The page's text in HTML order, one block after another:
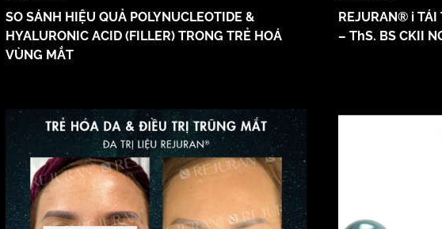
SO SÁNH HIỆU QUẢ POLYNUCLEOTIDE &
HYALURONIC ACID (FILLER) TRONG TRẺ HOÁ
VÙNG MẮT
REJURAN® i TÁI
– ThS. BS CKII